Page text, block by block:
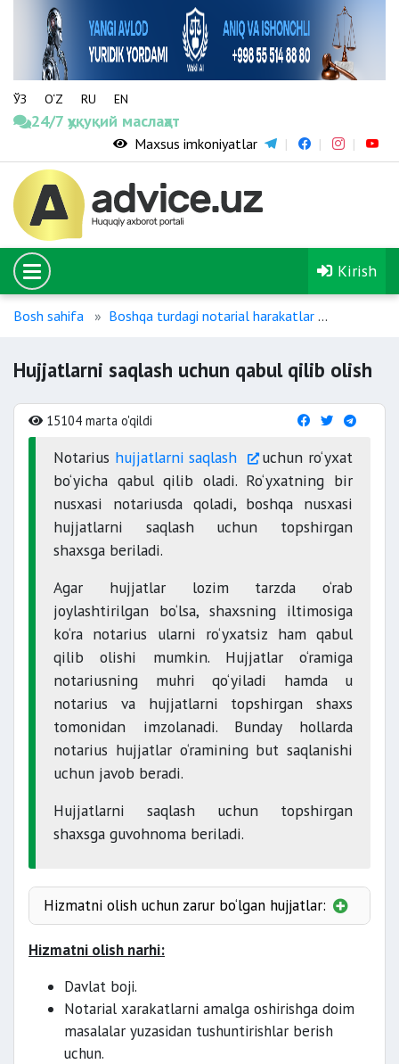
ЎЗ O‘Z RU EN
24/7 ҳуқуқий маслаҳат
Maxsus imkoniyatlar
Kirish
Bosh sahifa Boshqa turdagi notarial harakatlar
Hujjatlarni saqlash uchun qabul qilib olish
15104 marta o'qildi
Notarius hujjatlarni saqlash
uchun ro‘yxat
bo‘yicha qabul qilib oladi. Ro‘yxatning bir
nusxasi notariusda qoladi, boshqa nusxasi
hujjatlarni saqlash uchun topshirgan
shaxsga beriladi.
Agar hujjatlar lozim tarzda o‘rab
joylashtirilgan bo‘lsa, shaxsning iltimosiga
ko‘ra notarius ularni ro‘yxatsiz ham qabul
qilib olishi mumkin. Hujjatlar o‘ramiga
notariusning muhri qo‘yiladi hamda u
notarius va hujjatlarni topshirgan shaxs
tomonidan imzolanadi. Bunday hollarda
notarius hujjatlar o‘ramining but saqlanishi
uchun javob beradi.
Hujjatlarni saqlash uchun topshirgan
shaxsga guvohnoma beriladi.
Hizmatni olish uchun zarur bo‘lgan hujjatlar:
aniqlanadi:
fuqarosining
pasporti
Hizmatni olish narhi:
Davlat boji.
Notarial xarakatlarni amalga oshirishga doim
masalalar yuzasidan tushuntirishlar berish
uchun.